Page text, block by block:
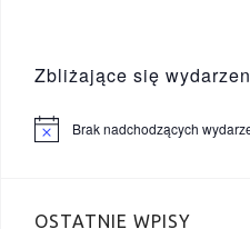
Zbliżające się
d
Brak nadchodzących
OSTATNIE WPISY